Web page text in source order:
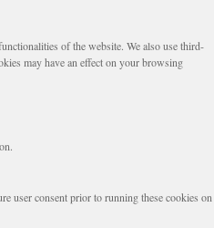
of the website. We also use third-
may have an effect on your browsing
user consent prior to running these cookies on